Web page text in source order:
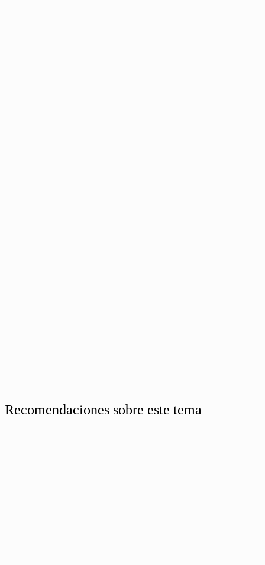
Recomendaciones sobre este tema